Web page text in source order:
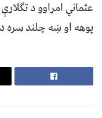
عثماني امراوو د
پوهه او ښه چلند سره